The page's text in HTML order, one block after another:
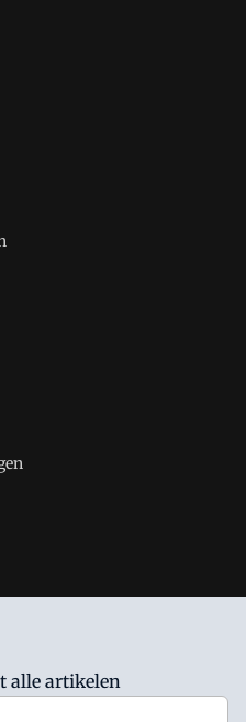
media. Lees in
van deze site zijn de
Algemene Voorwaarden
alle artikelen